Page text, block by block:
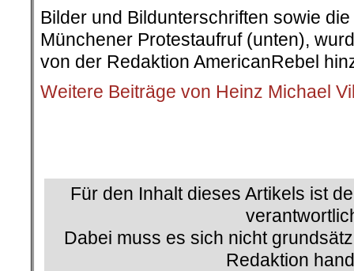
Bilder und Bildunterschriften sowie
Münchener Protestaufruf (unten),
von der Redaktion AmericanRebel
Weitere Beiträge von Heinz Michael
Für den Inhalt dieses Artikels ist
Dabei muss es sich nicht
Redaktion